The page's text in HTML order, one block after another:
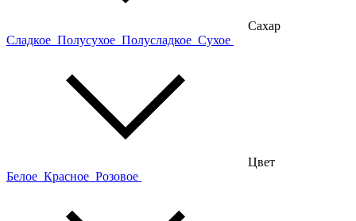
Сахар
Сладкое Полусухое Полусладкое Сухое
Цвет
Белое Красное Розовое